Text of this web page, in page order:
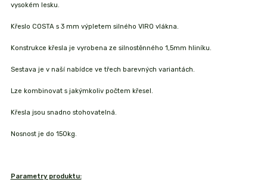
vysokém lesku.
Křeslo COSTA s 3 mm výpletem silného VIRO vlákna.
Konstrukce křesla je vyrobena ze silnostěnného 1,5mm hliníku.
Sestava je v naší nabídce ve třech barevných variantách.
Lze kombinovat s jakýmkoliv počtem křesel.
Křesla jsou snadno stohovatelná.
Nosnost je do 150kg.
Parametry produktu: